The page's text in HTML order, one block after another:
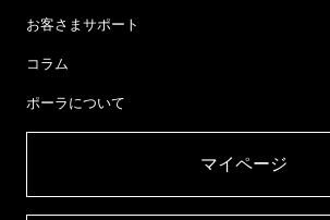
お客さまサポート
コラム
ポーラについて
マイページ​